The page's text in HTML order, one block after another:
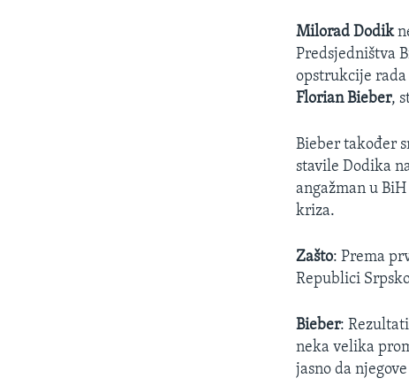
Milorad Dodik
Predsjedništva
opstrukcije
Florian Bieber,
Bieber također
stavile Dodika
angažman u
kriza.
Zašto: Prema
Republici
Bieber:
neka velika
jasno da